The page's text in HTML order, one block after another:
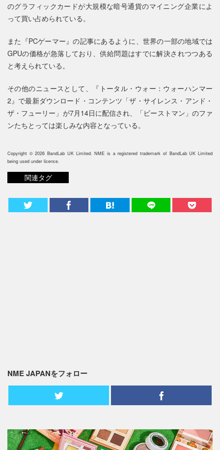
のグラフィックカードが大規模な暗号通貨のマイニング企業によ
って買い占められている。
また『PCゲーマー』の記事にあるように、世界の一部の地域では
GPUの価格が急落しており、供給問題はすでに解決されつつある
と考えられている。
その他のニュースとして、『トータル・ウォー：ウォーハンマー
2』で最新ダウンロード・コンテンツ「ザ・サイレンス・アンド・
ザ・フューリー」が7月14日に配信され、「ビーストマン」のファ
ンたちとっては楽しみな内容となっている。
Copyright © 2026 BandLab UK Limited. NME is a registered trademark of BandLab UK Limited
being used under licence.
関連タグ
NME JAPANをフォロー